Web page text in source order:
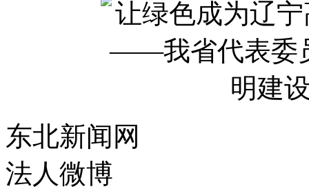
东北新闻网
法人微博